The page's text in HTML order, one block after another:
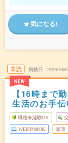
気になる!
未読
NEW
掲載日 2026/
【16時まで
生活のお手
職種未経験OK
WEB登録OK 派遣